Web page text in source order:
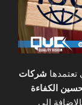
تعتمدها شركات
الكفاءة
إلى